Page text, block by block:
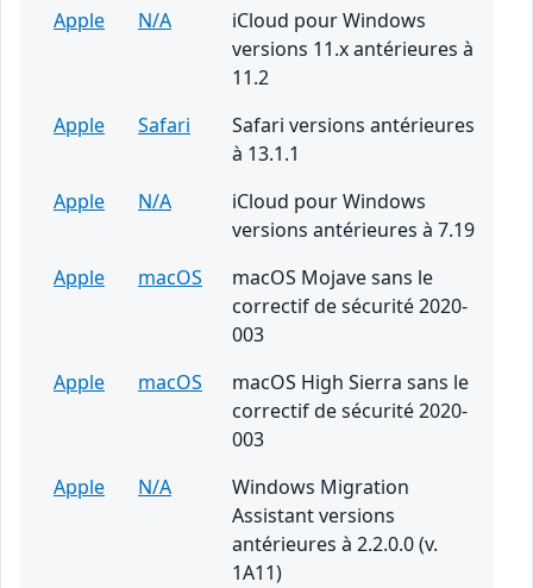
Apple
N/A
iCloud pour Windows
versions 11.x antérieures à
11.2
Apple
Safari
Safari versions antérieures
à 13.1.1
Apple
N/A
iCloud pour Windows
versions antérieures à 7.19
Apple
macOS
macOS Mojave sans le
correctif de sécurité 2020-
003
Apple
macOS
macOS High Sierra sans le
correctif de sécurité 2020-
003
Apple
N/A
Windows Migration
Assistant versions
antérieures à 2.2.0.0 (v.
1A11)